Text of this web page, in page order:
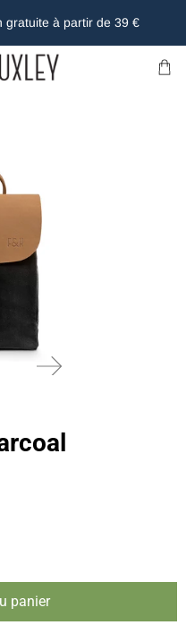
à partir de 39 €
panier